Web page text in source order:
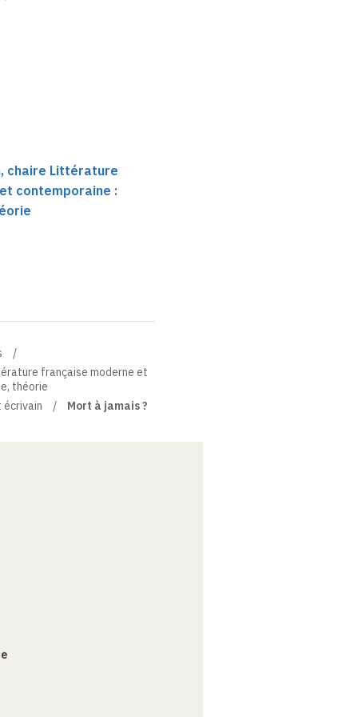
chaire Littérature
contemporaine :
française moderne et
théorie
écrivain
Mort à jamais ?